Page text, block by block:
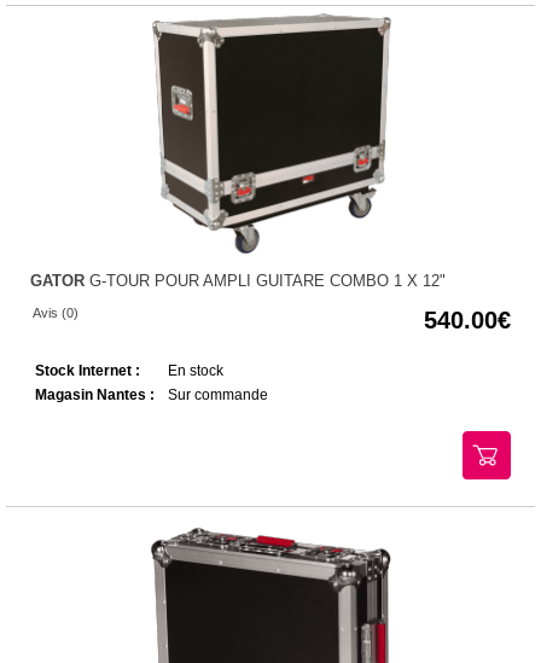
GATOR G-TOUR POUR AMPLI GUITARE COMBO 1 X 12"
Avis (0) 540.00
Stock Internet :
En stock
Magasin Nantes :
Sur commande